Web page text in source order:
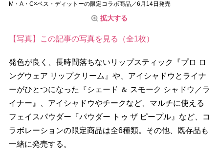
M・A・C×ベス・ディットーの限定コラボ商品／6月14日発売
拡大する
【写真】この記事の写真を見る（全1枚）
発色が良く、長時間落ちないリップスティック『プロ ロ
ングウェア リップクリーム』や、アイシャドウとライナ
ーがひとつになった『シェード ＆ スモーク シャドウ／ラ
イナー』、アイシャドウやチークなど、マルチに使える
フェイスパウダー『パウダー トゥ ザ ピープル』など、コ
ラボレーションの限定商品は全6種類。その他、既存品も
一緒に発売する。